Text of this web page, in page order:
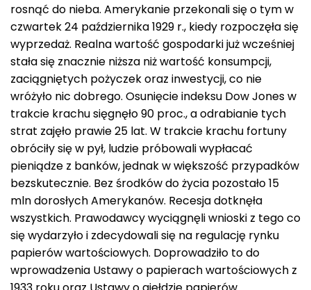
rosnąć do nieba. Amerykanie przekonali się o tym w
czwartek 24 października 1929 r., kiedy rozpoczęła się
wyprzedaż. Realna wartość gospodarki już wcześniej
stała się znacznie niższa niż wartość konsumpcji,
zaciągniętych pożyczek oraz inwestycji, co nie
wróżyło nic dobrego. Osunięcie indeksu Dow Jones w
trakcie krachu sięgnęło 90 proc., a odrabianie tych
strat zajęło prawie 25 lat. W trakcie krachu fortuny
obróciły się w pył, ludzie próbowali wypłacać
pieniądze z banków, jednak w większość przypadków
bezskutecznie. Bez środków do życia pozostało 15
mln dorosłych Amerykanów. Recesja dotknęła
wszystkich. Prawodawcy wyciągnęli wnioski z tego co
się wydarzyło i zdecydowali się na regulację rynku
papierów wartościowych. Doprowadziło to do
wprowadzenia Ustawy o papierach wartościowych z